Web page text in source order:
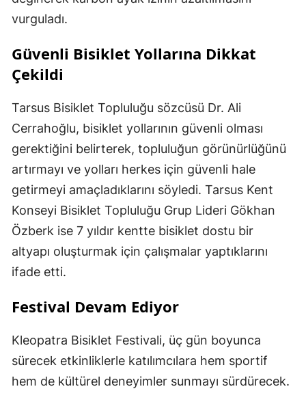
vurguladı.
Güvenli Bisiklet Yollarına Dikkat
Çekildi
Tarsus Bisiklet Topluluğu sözcüsü Dr. Ali
Cerrahoğlu, bisiklet yollarının güvenli olması
gerektiğini belirterek, topluluğun görünürlüğünü
artırmayı ve yolları herkes için güvenli hale
getirmeyi amaçladıklarını söyledi. Tarsus Kent
Konseyi Bisiklet Topluluğu Grup Lideri Gökhan
Özberk ise 7 yıldır kentte bisiklet dostu bir
altyapı oluşturmak için çalışmalar yaptıklarını
ifade etti.
Festival Devam Ediyor
Kleopatra Bisiklet Festivali, üç gün boyunca
sürecek etkinliklerle katılımcılara hem sportif
hem de kültürel deneyimler sunmayı sürdürecek.